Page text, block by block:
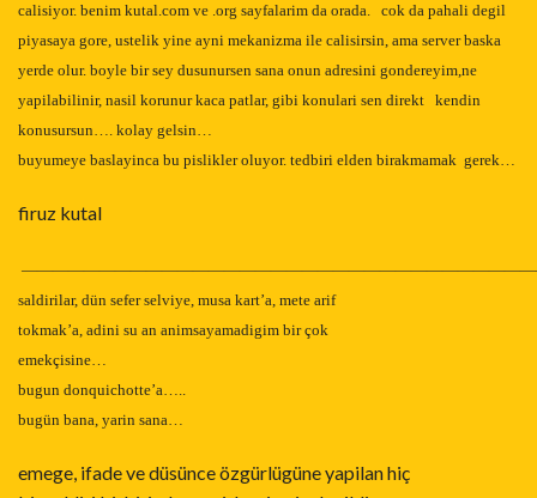
calisiyor. benim kutal.com ve .org sayfalarim da orada. cok da pahali degil
piyasaya gore, ustelik yine ayni mekanizma ile calisirsin, ama server baska
yerde olur. boyle bir sey dusunursen sana onun adresini gondereyim,ne
yapilabilinir, nasil korunur kaca patlar, gibi konulari sen direkt kendin
konusursun…. kolay gelsin…
buyumeye baslayinca bu pislikler oluyor. tedbiri elden birakmamak gerek…
firuz kutal
saldirilar, dün sefer selviye, musa kart’a, mete arif
tokmak’a, adini su an animsayamadigim bir çok
emekçisine…
bugun donquichotte’a…..
bugün bana, yarin sana…
emege, ifade ve düsünce özgürlügüne yapilan hiç